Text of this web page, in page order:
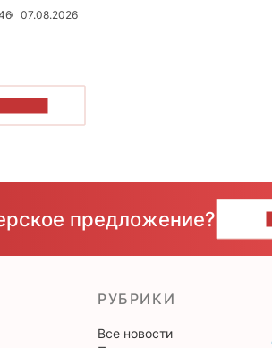
07.08.2026
предложение?
РУБРИКИ
Все новости